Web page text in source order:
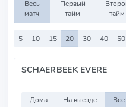
Весь
матч
Первый
тайм
тайм
5 10 15 20 30 40 50
SCHAERBEEK EVERE
Дома На выезде Все